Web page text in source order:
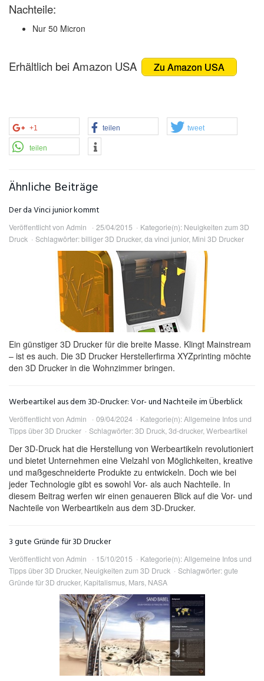
Nachteile:
Nur 50 Micron
Erhältlich bei Amazon USA Zu Amazon USA
+1 teilen tweet
teilen
Ähnliche Beiträge
Der da Vinci junior kommt
Veröffentlicht von Admin 25/04/2015 Kategorie(n): Neuigkeiten zum 3D
Druck
Schlagwörter:billiger 3D Drucker, da vinci junior, Mini 3D Drucker
Ein günstiger 3D Drucker für die breite Masse. Klingt Mainstream
– ist es auch. Die 3D Drucker Herstellerfirma XYZprinting möchte
den 3D Drucker in die Wohnzimmer bringen.
Werbeartikel aus dem 3D-Drucker: Vor- und Nachteile im Überblick
Veröffentlicht von Admin 09/04/2024 Kategorie(n):Allgemeine Infos und
Tipps über 3D Drucker
Schlagwörter:3D Druck, 3d-drucker, Werbeartikel
Der 3D-Druck hat die Herstellung von Werbeartikeln revolutioniert
und bietet Unternehmen eine Vielzahl von Möglichkeiten, kreative
und maßgeschneiderte Produkte zu entwickeln. Doch wie bei
jeder Technologie gibt es sowohl Vor- als auch Nachteile. In
diesem Beitrag werfen wir einen genaueren Blick auf die Vor- und
Nachteile von Werbeartikeln aus dem 3D-Drucker.
3 gute Gründe für 3D Drucker
Veröffentlicht von Admin 15/10/2015 Kategorie(n):Allgemeine Infos und
Tipps über 3D Drucker, Neuigkeiten zum 3D Druck Schlagwörter:gute
Gründe für 3D drucker, Kapitalismus, Mars, NASA